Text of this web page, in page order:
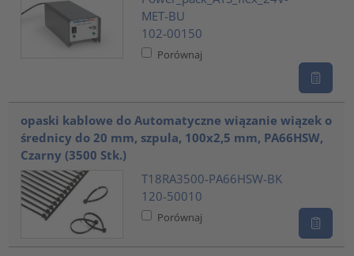
MET-BU
102-00150
Porównaj
opaski kablowe do Automatyczne wiązanie wiązek o
średnicy do 20 mm, szpula, 100x2,5 mm, PA66HSW,
Czarny (3500 Stk.)
T18RA3500-PA66HSW-BK
120-50010
Porównaj